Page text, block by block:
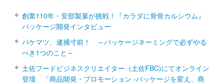
創業110年・安部製菓が挑戦！『カラダに骨骨カルシウム』
パッケージ開発インタビュー
パケマツ、逮捕寸前！ ～パッケージネーミングで必ずやる
べき1つのこと～
土佐フードビジネスクリエイター（土佐FBC)にてオンライン
登壇 「商品開発・プロモーション ‐パッケージを変え、商